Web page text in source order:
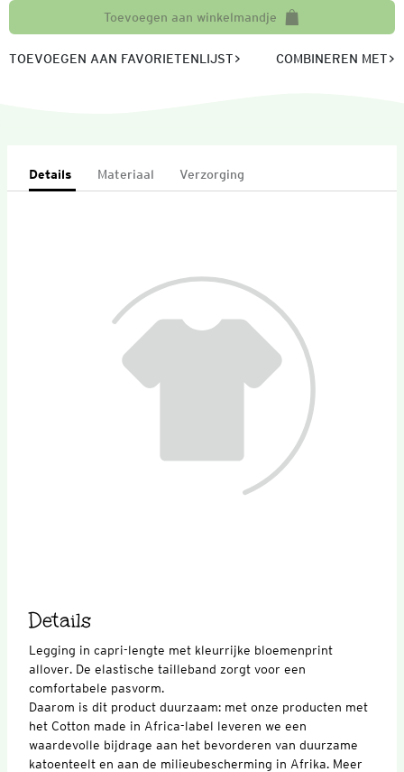
Toevoegen aan winkelmandje
TOEVOEGEN AAN FAVORIETENLIJST COMBINEREN MET
Details Materiaal Verzorging
Details
Legging in capri-lengte met kleurrijke bloemenprint
allover. De elastische tailleband zorgt voor een
comfortabele pasvorm.
Daarom is dit product duurzaam: met onze producten met
het Cotton made in Africa-label leveren we een
waardevolle bijdrage aan het bevorderen van duurzame
katoenteelt en aan de milieubescherming in Afrika. Meer